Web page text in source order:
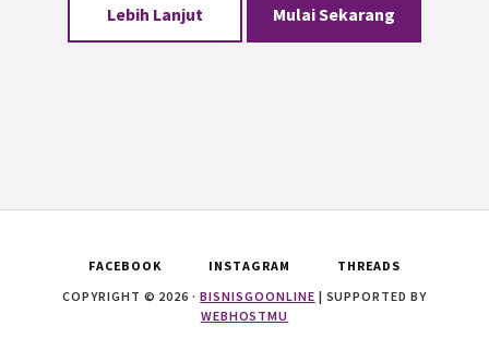
Lebih Lanjut Mulai Sekarang
FACEBOOK INSTAGRAM
THREADS
COPYRIGHT © 2026 ·BISNISGOONLINE | SUPPORTED BY
WEBHOSTMU